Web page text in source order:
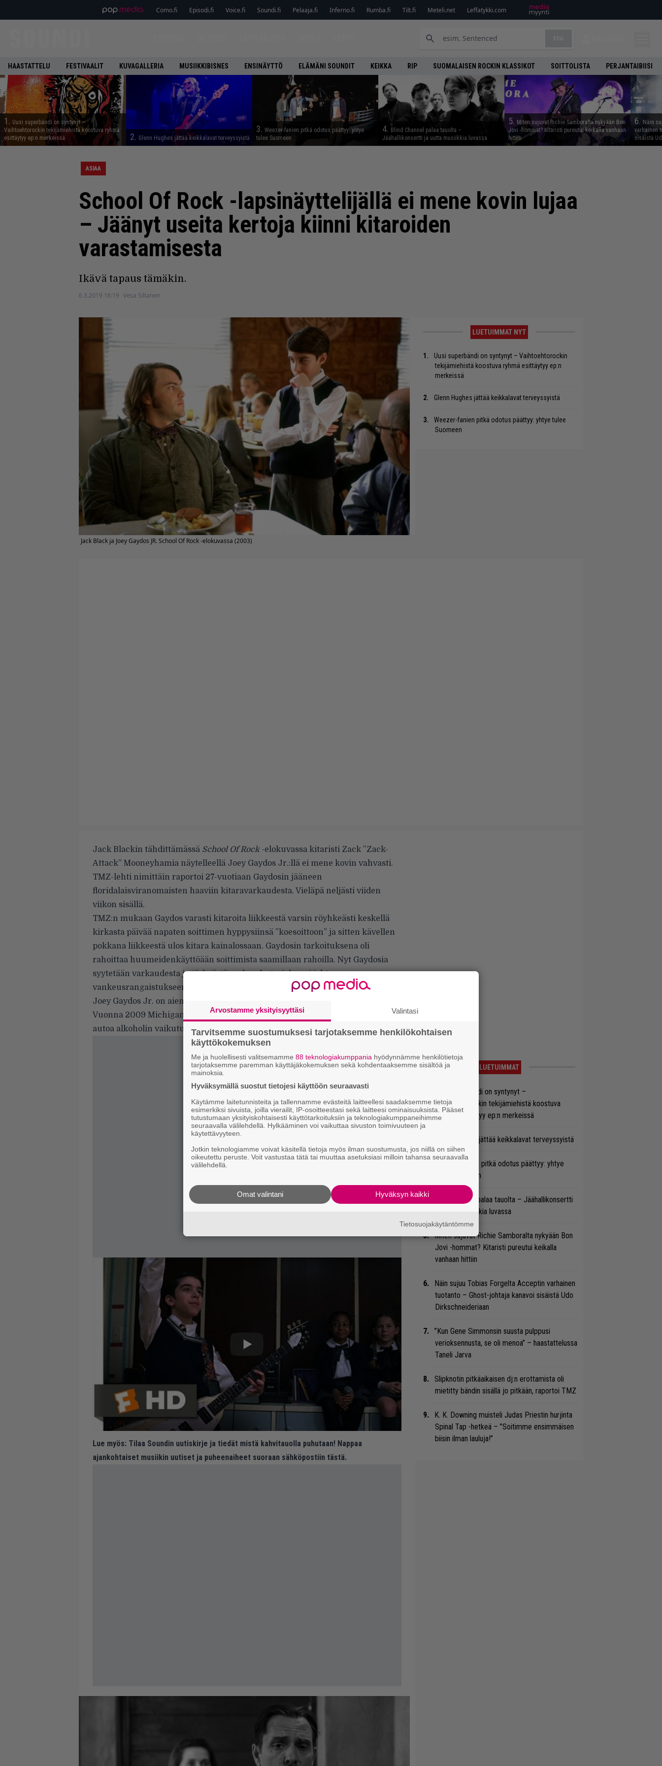
Como.fi Episodi.fi Voice.fi Soundi.fi Pelaaja.fi Inferno.fi Rumba.fi Tilt.fi Meteli.net Leffatykki.com
HAASTATTELU FESTIVAALIT KUVAGALLERIA MUSIIKKIBISNES ENSINÄYTTÖ ELÄMÄNI SOUNDIT KEIKKA RIP SUOMALAISEN ROCKIN KLASSIKOT SOITTOLISTA PERJANTAIBIISI
1. Uusi superbändi on syntynyt –
Vaihtoehtorockin tekijämiehistä koostuva ryhmä
esittäytyy ep:n merkeissä
2. Glenn Hughes jättää keikkalavat terveyssyistä
3. Weezer-fanien pitkä odotus päättyy: yhtye
tulee Suomeen
4. Blind Channel palaa tauolta –
Jäähallikonsertti ja uutta musiikkia luvassa
5. Miten sujuvat Richie Samboralta nykyään Bon
Jovi -hommat? Kitaristi pureutui keikalla vanhaan
hittiin
6. Näin
varhainen
sisäistä
ASIAA
School Of Rock -lapsinäyttelijällä ei mene kovin lujaa
– Jäänyt useita kertoja kiinni kitaroiden
varastamisesta
Ikävä tapaus tämäkin.
6.3.2019 16:19 Vesa Siltanen
Jack Black ja Joey Gaydos JR. School Of Rock -elokuvassa (2003)
LUETUIMMAT NYT
Uusi superbändi on syntynyt – Vaihtoehtorockin
tekijämiehistä koostuva ryhmä esittäytyy ep:n
merkeissä
Glenn Hughes jättää keikkalavat terveyssyistä
Weezer-fanien pitkä odotus päättyy: yhtye tulee
Suomeen
Jack Blackin tähdittämässä School Of Rock-elokuvassa kitaristi Zack ”Zack-
Attack” Mooneyhamia näytelleellä Joey Gaydos Jr.:llä ei mene kovin vahvasti.
TMZ-lehti nimittäin raportoi 27-vuotiaan Gaydosin jääneen
floridalaisviranomaisten haaviin kitaravarkaudesta. Vieläpä neljästi viiden
viikon sisällä.
TMZ:n mukaan Gaydos varasti kitaroita liikkeestä varsin röyhkeästi keskellä
kirkasta päivää napaten soittimen hyppysiinsä ”koesoittoon” ja sitten kävellen
pokkana liikkeestä ulos kitara kainalossaan. Gaydosin tarkoituksena oli
rahoittaa huumeidenkäyttöään soittimista saamillaan rahoilla. Nyt Gaydosia
syytetään varkaudesta ja törkeästä varkaudesta, joka voi johtaa
vankeusrangaistukseen.
Joey Gaydos Jr. on aiemminkin ollut vaikeuksissa viranomaisten kanssa.
Vuonna 2009 Michiganin poliisi pidätti alaikäisen Gaydosin tämän ajettua
autoa alkoholin vaikutuksen alaisena.
Lue myös: Tilaa Soundin uutiskirje ja tiedät mistä kahvitauolla puhutaan! Nappaa
ajankohtaiset musiikin uutiset ja puheenaiheet suoraan sähköpostiin tästä.
LUETUIMMAT
Uusi superbändi on syntynyt –
Vaihtoehtorockin tekijämiehistä koostuva
ryhmä esittäytyy ep:n merkeissä
Glenn Hughes jättää keikkalavat terveyssyistä
Weezer-fanien pitkä odotus päättyy: yhtye
tulee Suomeen
Blind Channel palaa tauolta – Jäähallikonsertti
ja uutta musiikkia luvassa
Miten sujuvat Richie Samboralta nykyään Bon
Jovi -hommat? Kitaristi pureutui keikalla
vanhaan hittiin
Näin sujuu Tobias Forgelta Acceptin varhainen
tuotanto – Ghost-johtaja kanavoi sisäistä Udo
Dirkschneideriaan
”Kun Gene Simmonsin suusta pulppusi
verioksennusta, se oli menoa” – haastattelussa
Taneli Jarva
Slipknotin pitkäaikaisen dj:n erottamista oli
mietitty bändin sisällä jo pitkään, raportoi TMZ
K. K. Downing muisteli Judas Priestin hurjinta
Spinal Tap -hetkeä – ”Soitimme ensimmäisen
biisin ilman lauluja!”
Arvostamme yksityisyyttäsi Valintasi
Tarvitsemme suostumuksesi tarjotaksemme henkilökohtaisen
käyttökokemuksen
Me ja huolellisesti valitsemamme 88 teknologiakumppania hyödynnämme henkilötietoja
tarjotaksemme paremman käyttäjäkokemuksen sekä kohdentaaksemme sisältöä ja
mainoksia.
Hyväksymällä suostut tietojesi käyttöön seuraavasti
Käytämme laitetunnisteita ja tallennamme evästeitä laitteellesi saadaksemme tietoja
esimerkiksi sivuista, joilla vierailit, IP-osoitteestasi sekä laitteesi ominaisuuksista. Pääset
tutustumaan yksityiskohtaisesti käyttötarkoituksiin ja teknologiakumppaneihimme
seuraavalla välilehdellä. Hylkääminen voi vaikuttaa sivuston toimivuuteen ja
käytettävyyteen.
Jotkin teknologiamme voivat käsitellä tietoja myös ilman suostumusta, jos niillä on siihen
oikeutettu peruste. Voit vastustaa tätä tai muuttaa asetuksiasi milloin tahansa seuraavalla
välilehdellä.
Hyväksyn kaikki
Omat valintani
Tietosuojakäytäntömme